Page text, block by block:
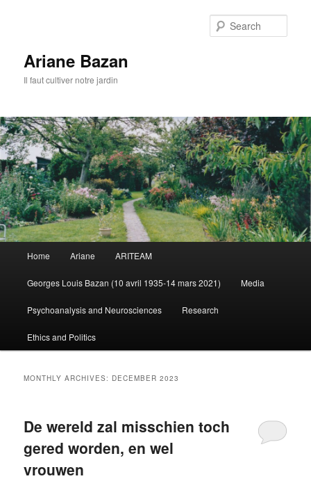
Ariane Bazan
Il faut cultiver notre jardin
Skip
to
primary
Skip
to
secondary
Home Ariane ARITEAM
Georges Louis Bazan (10 avril 1935-14 mars 2021) Media
Psychoanalysis and Neurosciences Research
Ethics and Politics
MONTHLY ARCHIVES: DECEMBER 2023
De wereld zal misschien toch
gered worden, en wel
vrouwen